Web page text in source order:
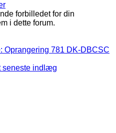
forbilledet for din
i dette forum.
Oprangering 781 DK-DBCSC
seneste indlæg